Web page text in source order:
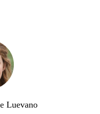
Luevano